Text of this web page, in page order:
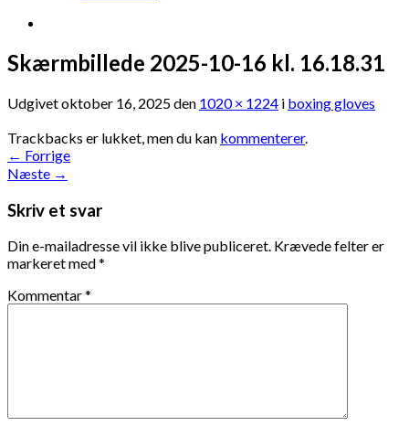
Skærmbillede 2025-10-16 kl. 16.18.31
Udgivetoktober 16, 2025den 1020 × 1224 i boxing gloves
Trackbacks er lukket, men du kan kommenterer.
← Forrige
Næste →
Skriv et svar
Din e-mailadresse vil ikke blive publiceret. Krævede felter er
markeret med*
Kommentar*